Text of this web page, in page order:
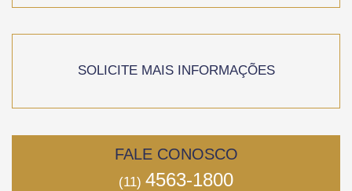
SOLICITE MAIS INFORMAÇÕES
FALE CONOSCO
(11) 4563-1800